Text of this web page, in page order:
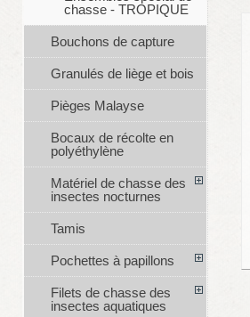
chasse - TROPIQUE
Bouchons de capture
Granulés de liège et bois
Pièges Malayse
Bocaux de récolte en
polyéthylène
Matériel de chasse des
insectes nocturnes
Tamis
Pochettes à papillons
Filets de chasse des
insectes aquatiques